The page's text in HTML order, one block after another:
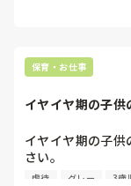
「半分こ」「みん
うです。
てきて大発狂。
ないところ(玄関)
その時に、玩具を
したが、Aちゃん
何事も、起こ
私も新人のころ
越えてこそ今が
ね。
保育・お仕事
イヤイヤ期の子供
イヤイヤ期の子
さい。
虐待 グレー 3歳